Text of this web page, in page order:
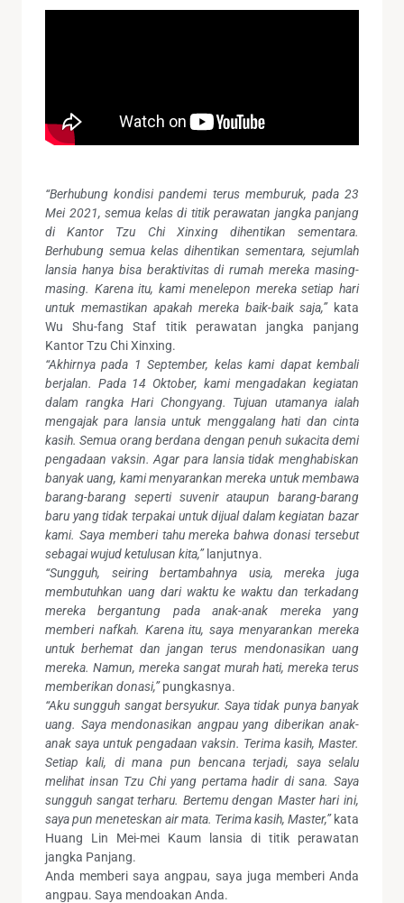
“Berhubung kondisi pandemi terus memburuk, pada 23
Mei 2021, semua kelas di titik perawatan jangka panjang
di Kantor Tzu Chi Xinxing dihentikan sementara.
Berhubung semua kelas dihentikan sementara, sejumlah
lansia hanya bisa beraktivitas di rumah mereka masing-
masing. Karena itu, kami menelepon mereka setiap hari
untuk memastikan apakah mereka baik-baik saja,”kata
Wu Shu-fang Staf titik perawatan jangka panjang
Kantor Tzu Chi Xinxing.
“Akhirnya pada 1 September, kelas kami dapat kembali
berjalan. Pada 14 Oktober, kami mengadakan kegiatan
dalam rangka Hari Chongyang. Tujuan utamanya ialah
mengajak para lansia untuk menggalang hati dan cinta
kasih. Semua orang berdana dengan penuh sukacita demi
pengadaan vaksin. Agar para lansia tidak menghabiskan
banyak uang, kami menyarankan mereka untuk membawa
barang-barang seperti suvenir ataupun barang-barang
baru yang tidak terpakai untuk dijual dalam kegiatan bazar
kami. Saya memberi tahu mereka bahwa donasi tersebut
sebagai wujud ketulusan kita,”lanjutnya.
“Sungguh, seiring bertambahnya usia, mereka juga
membutuhkan uang dari waktu ke waktu dan terkadang
mereka bergantung pada anak-anak mereka yang
memberi nafkah. Karena itu, saya menyarankan mereka
untuk berhemat dan jangan terus mendonasikan uang
mereka. Namun, mereka sangat murah hati, mereka terus
memberikan donasi,”pungkasnya.
“Aku sungguh sangat bersyukur. Saya tidak punya banyak
uang. Saya mendonasikan angpau yang diberikan anak-
anak saya untuk pengadaan vaksin. Terima kasih, Master.
Setiap kali, di mana pun bencana terjadi, saya selalu
melihat insan Tzu Chi yang pertama hadir di sana. Saya
sungguh sangat terharu. Bertemu dengan Master hari ini,
saya pun meneteskan air mata. Terima kasih, Master,”kata
Huang Lin Mei-mei Kaum lansia di titik perawatan
jangka Panjang.
Anda memberi saya angpau, saya juga memberi Anda
angpau. Saya mendoakan Anda.